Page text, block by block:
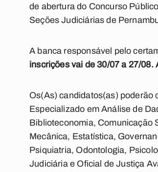
de abertura do Concurso
Seções Judiciárias de
A banca responsável pelo
inscrições vai de 30/07 a 27/08.
Os(As) candidatos(as) poderão
Especializado em Análise de
Biblioteconomia, Comunicação
Mecânica, Estatística,
Psiquiatria, Odontologia,
Judiciária e Oficial de Justiça